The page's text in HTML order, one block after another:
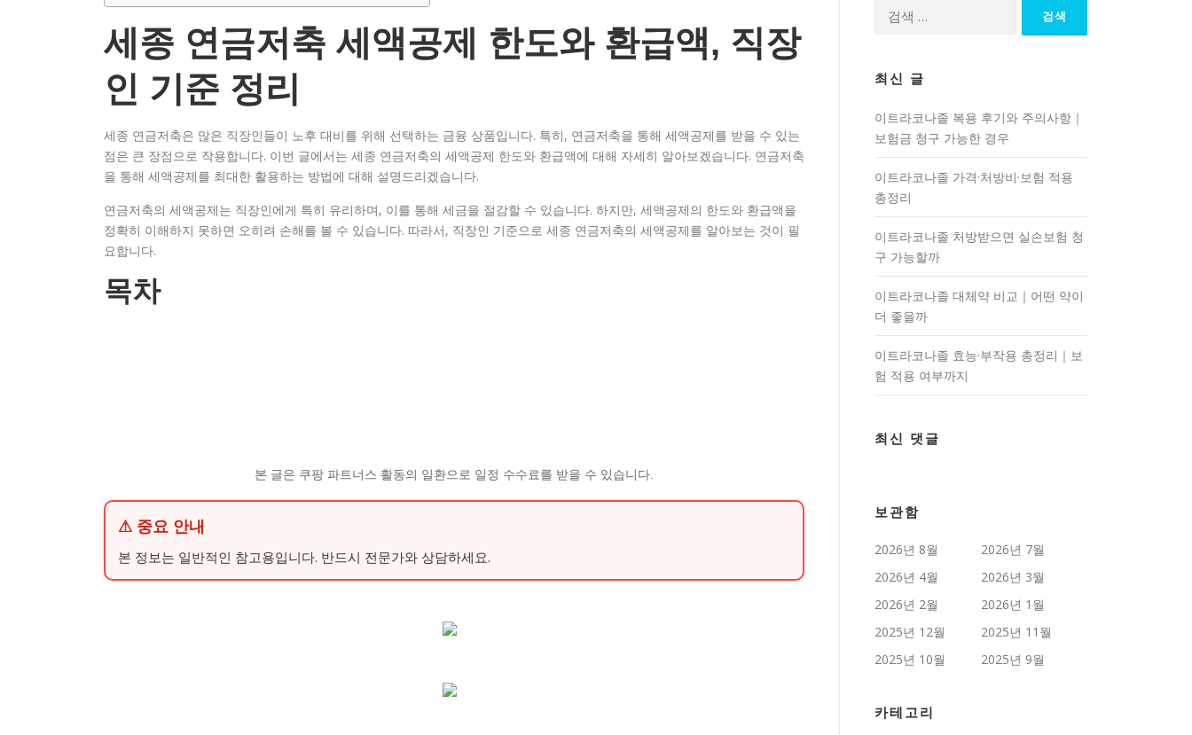
세종 연금저축 세액공제 한도와 환급액, 직장
인 기준 정리
세종 연금저축은 많은 직장인들이 노후 대비를 위해 선택하는 금융 상품입니다. 특히, 연금저축을 통해 세액공제를 받을 수 있는
점은 큰 장점으로 작용합니다. 이번 글에서는 세종 연금저축의 세액공제 한도와 환급액에 대해 자세히 알아보겠습니다. 연금저축
을 통해 세액공제를 최대한 활용하는 방법에 대해 설명드리겠습니다.
연금저축의 세액공제는 직장인에게 특히 유리하며, 이를 통해 세금을 절감할 수 있습니다. 하지만, 세액공제의 한도와 환급액을
정확히 이해하지 못하면 오히려 손해를 볼 수 있습니다. 따라서, 직장인 기준으로 세종 연금저축의 세액공제를 알아보는 것이 필
요합니다.
목차
본 글은 쿠팡 파트너스 활동의 일환으로 일정 수수료를 받을 수 있습니다.
⚠ 중요 안내
본 정보는 일반적인 참고용입니다. 반드시 전문가와 상담하세요.
최신 글
이트라코나졸 복용 후기와 주의사항｜
보험금 청구 가능한 경우
이트라코나졸 가격·처방비·보험 적용
총정리
이트라코나졸 처방받으면 실손보험 청
구 가능할까
이트라코나졸 대체약 비교｜어떤 약이
더 좋을까
이트라코나졸 효능·부작용 총정리｜보
험 적용 여부까지
최신 댓글
보관함
2026년 8월
2026년 7월
2026년 4월
2026년 3월
2026년 2월
2026년 1월
2025년 12월
2025년 11월
2025년 10월
2025년 9월
카테고리